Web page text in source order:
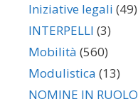
Iniziative legali (49)
INTERPELLI (3)
Mobilità (560)
Modulistica (13)
NOMINE IN RUOLO